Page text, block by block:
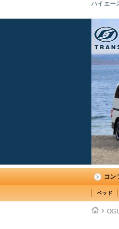
ハイエー
コン
ベッド